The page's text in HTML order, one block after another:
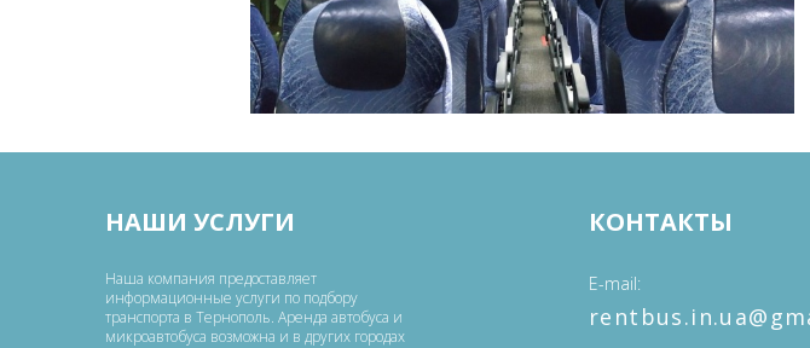
НАШИ УСЛУГИ
Наша компания предоставляет
информационные услуги по подбору
транспорта в Тернополь. Аренда автобуса и
микроавтобуса возможна и в других городах
КОНТАКТЫ
E-mail